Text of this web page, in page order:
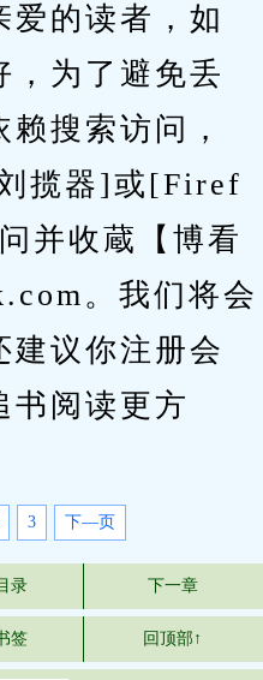
的读者，如
，为了避免丢
搜索访问，
揽器]或[Firef
并收蔵【博看
。我们将会
建议你注册会
书阅读更方
3 下—页
录 下一章
签 回顶部↑